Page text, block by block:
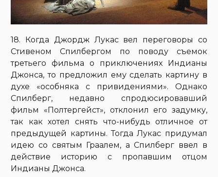
18. Когда Джордж Лукас вел переговоры со
Стивеном Спилбергом по поводу съемок
третьего фильма о приключениях Индианы
Джонса, то предложил ему сделать картину в
духе «особняка с привидениями». Однако
Спилберг, недавно спродюсировавший
фильм «Полтергейст», отклонил его задумку,
так как хотел снять что-нибудь отличное от
предыдущей картины. Тогда Лукас придумал
идею со святым Граалем, а Спилберг ввел в
действие историю с пропавшим отцом
Индианы Джонса.